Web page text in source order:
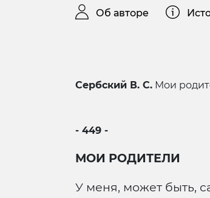
Об авторе
Сербский В. С. Мои
- 449 -
МОИ РОДИТЕЛИ
У меня, может быть,